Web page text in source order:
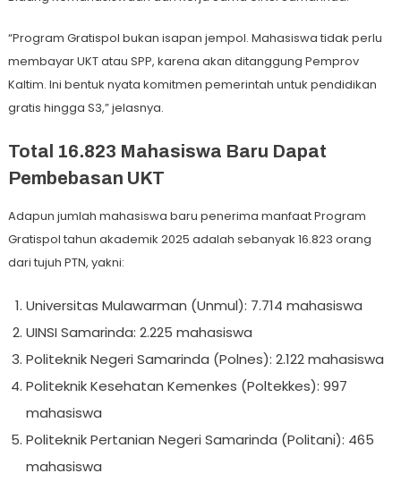
“Program Gratispol bukan isapan jempol. Mahasiswa tidak perlu
membayar UKT atau SPP, karena akan ditanggung Pemprov
Kaltim. Ini bentuk nyata komitmen pemerintah untuk pendidikan
gratis hingga S3,” jelasnya.
Total 16.823 Mahasiswa Baru Dapat
Pembebasan UKT
Adapun jumlah mahasiswa baru penerima manfaat Program
Gratispol tahun akademik 2025 adalah sebanyak 16.823 orang
dari tujuh PTN, yakni:
Universitas Mulawarman (Unmul): 7.714 mahasiswa
UINSI Samarinda: 2.225 mahasiswa
Politeknik Negeri Samarinda (Polnes): 2.122 mahasiswa
Politeknik Kesehatan Kemenkes (Poltekkes): 997
mahasiswa
Politeknik Pertanian Negeri Samarinda (Politani): 465
mahasiswa